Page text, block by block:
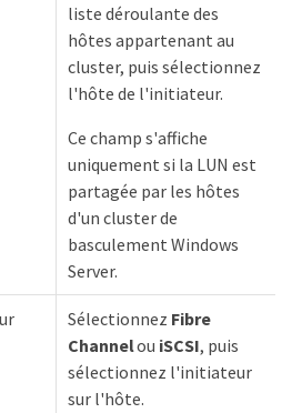
liste déroulante des
hôtes appartenant au
cluster, puis sélectionnez
l'hôte de l'initiateur.
Ce champ s'affiche
uniquement si la LUN est
partagée par les hôtes
d'un cluster de
basculement Windows
Server.
Sélectionnez Fibre
Channelou iSCSI, puis
sélectionnez l'initiateur
sur l'hôte.